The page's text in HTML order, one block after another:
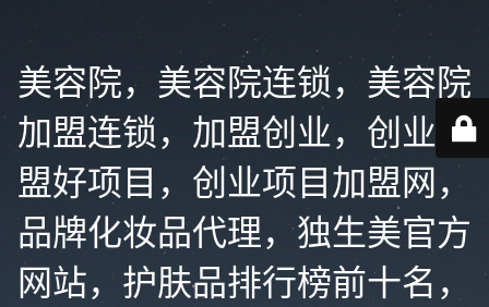
美容院，美容院连锁，美容院
加盟连锁，加盟创业，创业加
盟好项目，创业项目加盟网，
品牌化妆品代理，独生美官方
网站，护肤品排行榜前十名，